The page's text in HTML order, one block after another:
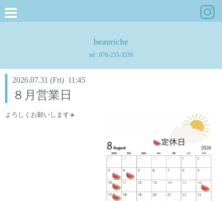
beauriche
tel : 076-255-3339
2026.07.31 (Fri) 11:45
８月営業日
よろしくお願いします☀️